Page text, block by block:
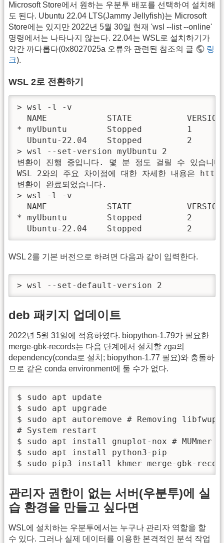
Microsoft Store에서 원하는 우분투 배포를 선택하여 설치해
도 된다. Ubuntu 22.04 LTS(Jammy Jellyfish)는 Microsoft
Store에는 있지만 2022년 5월 30일 현재 'wsl --list --online'
명령에서는 나타나지 않는다. 22.04는 WSL로 설치하기가
약간 까다롭다(0x8027025a 오류와 관련된 참조의 글
링
크).
WSL 2로 전환하기
> wsl -l -v
  NAME            STATE           VERSION
* myUbuntu        Stopped         1
  Ubuntu-22.04    Stopped         2
> wsl --set-version myUbuntu 2
변환이 진행 중입니다. 몇 분 정도 걸릴 수 있습니
WSL 2와의 주요 차이점에 대한 자세한 내용은
변환이 완료되었습니다.
> wsl -l -v
  NAME            STATE           VERSION
* myUbuntu        Stopped         2
  Ubuntu-22.04    Stopped         2
WSL 2를 기본 버전으로 하려면 다음과 같이 입력한다.
> wsl --set-default-version 2
deb 패키지 업데이트
2022년 5월 31일에 적용하였다. biopython-1.79가 필요한
merge-gbk-records는 다음 단계에서 설치할 zga의
dependency(conda로 설치; biopython-1.77 필요)와 충돌하
므로 같은 conda environment에 둘 수가 없다.
$ sudo apt update
$ sudo apt upgrade
$ sudo apt autoremove # Removing
# System restart
$ sudo apt install gnuplot-nox # MUMmer 결
$ sudo apt install python3-pip
$ sudo pip3 install khmer merge-gbk-
관리자 권한이 없는 서버(우분투)에 실
습 환경을 만들고 싶다면
WSL에 설치하는 우분투에서는 누구나 관리자 역할을 할
수 있다. 그러나 실제 데이터를 이용한 본격적인 분석 작업